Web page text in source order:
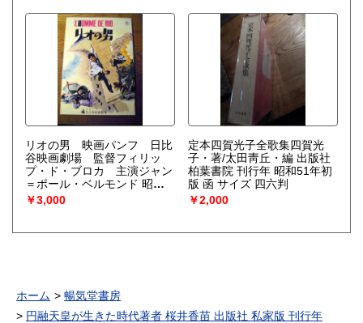
リオの男 映画パンフ 日比
谷映画劇場 監督フィリッ
プ・ド・ブロカ 主演ジャン
＝ポール・ベルモンド 昭和
39年
￥3,000
定本四賀光子全歌集四賀光
子・著/太田靑丘・編 出版社
柏葉書院 刊行年 昭和51年初
版 函 サイズ 四六判
￥2,000
ホーム
暢気堂書房
円融天皇が生きた時代著者 桜井香苗 出版社 私家版 刊行年